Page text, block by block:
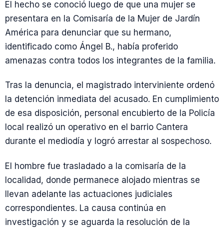
El hecho se conoció luego de que una mujer se
presentara en la Comisaría de la Mujer de Jardín
América para denunciar que su hermano,
identificado como Ángel B., había proferido
amenazas contra todos los integrantes de la familia.
Tras la denuncia, el magistrado interviniente ordenó
la detención inmediata del acusado. En cumplimiento
de esa disposición, personal encubierto de la Policía
local realizó un operativo en el barrio Cantera
durante el mediodía y logró arrestar al sospechoso.
El hombre fue trasladado a la comisaría de la
localidad, donde permanece alojado mientras se
llevan adelante las actuaciones judiciales
correspondientes. La causa continúa en
investigación y se aguarda la resolución de la